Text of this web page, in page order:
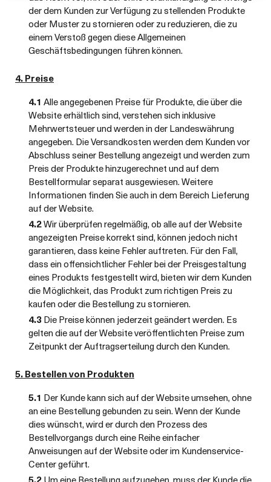
der dem Kunden zur Verfügung zu stellenden Produkte
oder Muster zu stornieren oder zu reduzieren, die zu
einem Verstoß gegen diese Allgemeinen
Geschäftsbedingungen führen können.
4. Preise
4.1 Alle angegebenen Preise für Produkte, die über die
Website erhältlich sind, verstehen sich inklusive
Mehrwertsteuer und werden in der Landeswährung
angegeben. Die Versandkosten werden dem Kunden vor
Abschluss seiner Bestellung angezeigt und werden zum
Preis der Produkte hinzugerechnet und auf dem
Bestellformular separat ausgewiesen. Weitere
Informationen finden Sie auch in dem Bereich Lieferung
auf der Website.
4.2Wir überprüfen regelmäßig, ob alle auf der Website
angezeigten Preise korrekt sind, können jedoch nicht
garantieren, dass keine Fehler auftreten. Für den Fall,
dass ein offensichtlicher Fehler bei der Preisgestaltung
eines Produkts festgestellt wird, bieten wir dem Kunden
die Möglichkeit, das Produkt zum richtigen Preis zu
kaufen oder die Bestellung zu stornieren.
4.3Die Preise können jederzeit geändert werden. Es
gelten die auf der Website veröffentlichten Preise zum
Zeitpunkt der Auftragserteilung durch den Kunden.
5. Bestellen von Produkten
5.1 Der Kunde kann sich auf der Website umsehen, ohne
an eine Bestellung gebunden zu sein. Wenn der Kunde
dies wünscht, wird er durch den Prozess des
Bestellvorgangs durch eine Reihe einfacher
Anweisungen auf der Website oder im Kundenservice-
Center geführt.